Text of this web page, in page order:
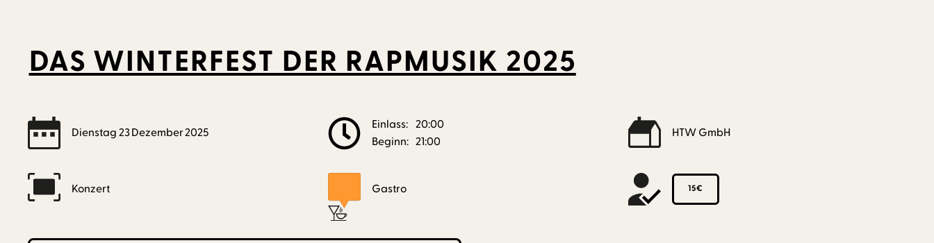
DAS WINTERFEST DER RAPMUSIK 2025
Dienstag 23Dezember2025
Einlass: 20:00
Beginn: 21:00
HTW GmbH
Konzert Gastro 15€